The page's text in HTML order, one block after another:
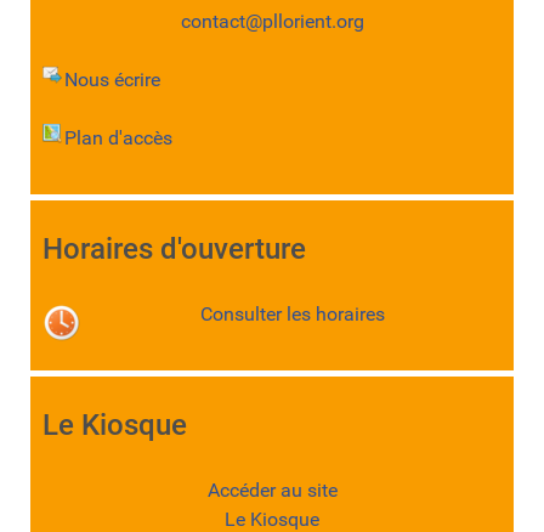
contact@pllorient.org
Nous écrire
Plan d'accès
Horaires d'ouverture
Consulter les horaires
Le Kiosque
Accéder au site
Le Kiosque